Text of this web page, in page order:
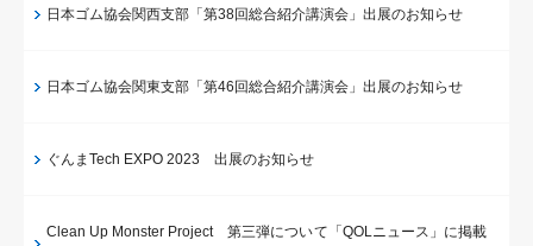
日本ゴム協会関西支部「第38回総合紹介講演会」出展のお知らせ
日本ゴム協会関東支部「第46回総合紹介講演会」出展のお知らせ
ぐんまTech EXPO 2023 出展のお知らせ
Clean Up Monster Project 第三弾について「QOLニュース」に掲載